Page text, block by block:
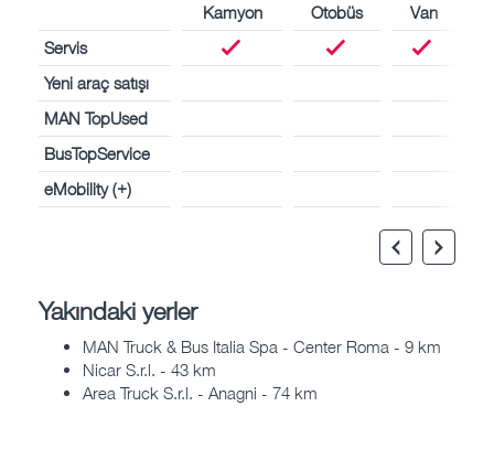
Kamyon Otobüs
Van
Servis
Yeni araç satışı
MAN TopUsed
BusTopService
eMobility (+)
Yakındaki yerler
MAN Truck & Bus Italia Spa - Center Roma - 9 km
Nicar S.r.l. - 43 km
Area Truck S.r.l. - Anagni - 74 km